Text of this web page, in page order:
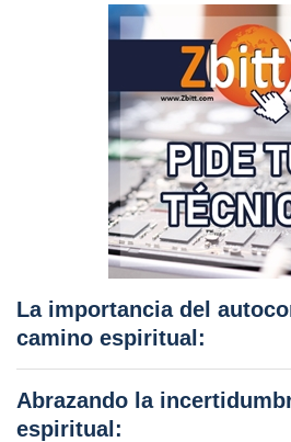
La importancia del
camino espiritual:
Abrazando la
espiritual: